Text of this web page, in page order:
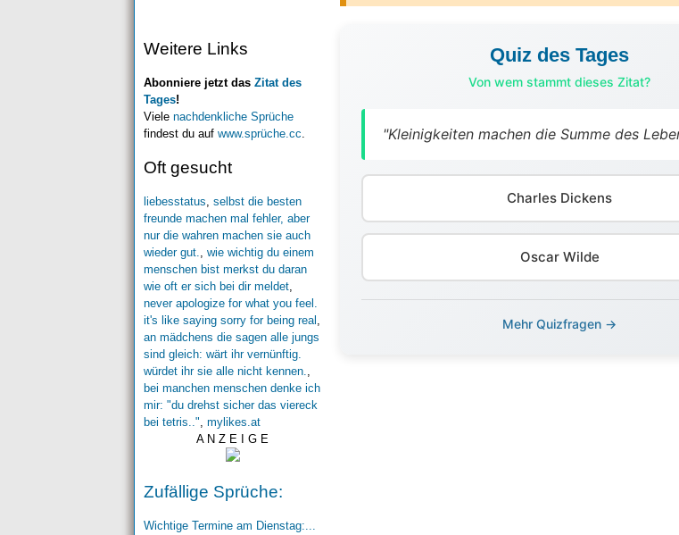
Weitere Links
Abonniere jetzt das Zitat des
Tages!
Viele nachdenkliche Sprüche
findest du auf www.sprüche.cc
Oft gesucht
liebesstatus, selbst die besten
freunde machen mal fehler, aber
nur die wahren machen sie auch
wieder gut., wie wichtig du einem
menschen bist merkst du daran
wie oft er sich bei dir meldet,
never apologize for what you feel.
it's like saying sorry for being real ,
an mädchens die sagen alle jungs
sind gleich: wärt ihr vernünftig.
würdet ihr sie alle nicht kennen.,
bei manchen menschen denke ich
mir: "du drehst sicher das viereck
bei tetris..", mylikes.at
A N Z E I G E
Zufällige Sprüche:
Wichtige Termine am Dienstag:...
Quiz des Tages
Von wem stammt dieses Zitat?
"Kleinigkeiten machen die Summe des
Charles Dickens
Oscar Wilde
Mehr Quizfragen →